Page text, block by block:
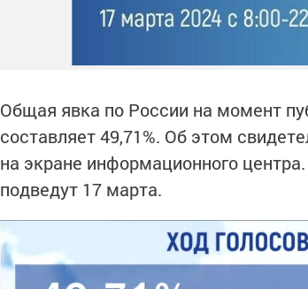
Общая явка по России на момент
составляет 49,71%. Об этом
на экране информационного
подведут 17 марта.